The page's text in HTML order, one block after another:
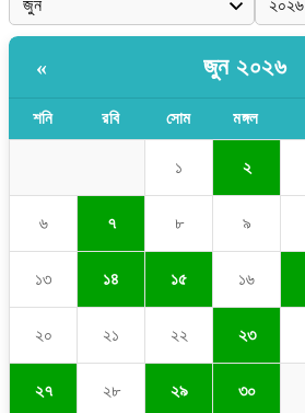
« জুন ২০২৬
শনি রবি সোম মঙ্গল
১ ২
৬ ৭ ৮ ৯
১৩ ১৪ ১৫ ১৬
২০ ২১ ২২ ২৩
২৭ ২৮ ২৯ ৩০